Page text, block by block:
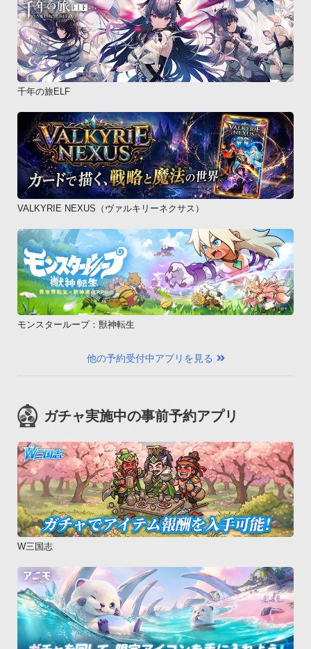
千年の旅ELF
VALKYRIE NEXUS（ヴァルキリーネクサス）
モンスターループ：獣神転生
他の予約受付中アプリを見る
ガチャ実施中の事前予約アプリ
W三国志